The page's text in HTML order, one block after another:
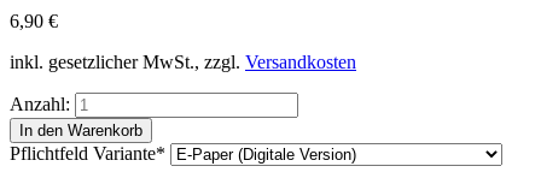
6,90 €
inkl. gesetzlicher MwSt., zzgl. Versandkosten
Anzahl:
Pflichtfeld Variante*